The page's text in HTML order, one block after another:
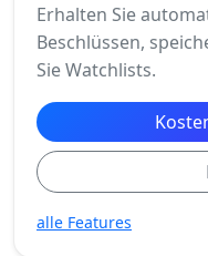
Erhalten Sie
Beschlüssen,
Sie Watchlists.
alle Features